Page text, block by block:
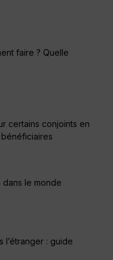
faire ? Quelle
certains conjoints en
dans le monde
l’étranger : guide